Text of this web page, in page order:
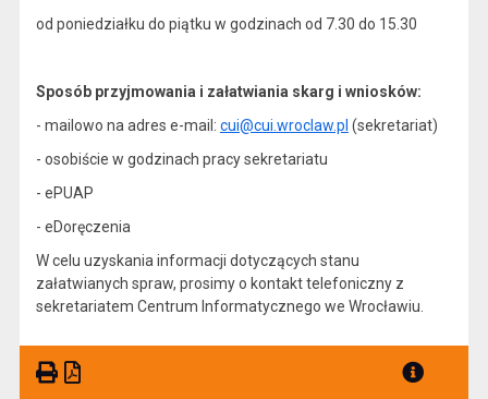
od poniedziałku do piątku w godzinach od 7.30 do 15.30
Sposób przyjmowania i załatwiania skarg i wniosków:
- mailowo na adres e-mail: cui@cui.wroclaw.pl (sekretariat)
- osobiście w godzinach pracy sekretariatu
- ePUAP
- eDoręczenia
W celu uzyskania informacji dotyczących stanu
załatwianych spraw, prosimy o kontakt telefoniczny z
sekretariatem Centrum Informatycznego we Wrocławiu.